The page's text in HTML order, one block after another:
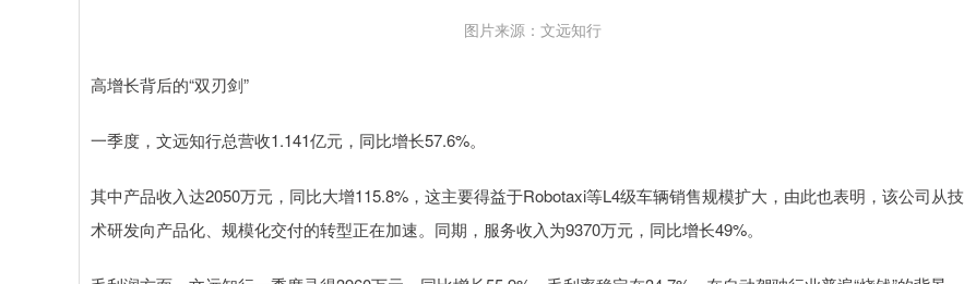
图片来源：文远知行
高增长背后的“双刃剑”
一季度，文远知行总营收1.141亿元，同比增长57.6%。
其中产品收入达2050万元，同比大增115.8%，这主要得益于Robotaxi等L4级车辆销售规模扩大，由此也表明，该公司从技
术研发向产品化、规模化交付的转型正在加速。同期，服务收入为9370万元，同比增长49%。